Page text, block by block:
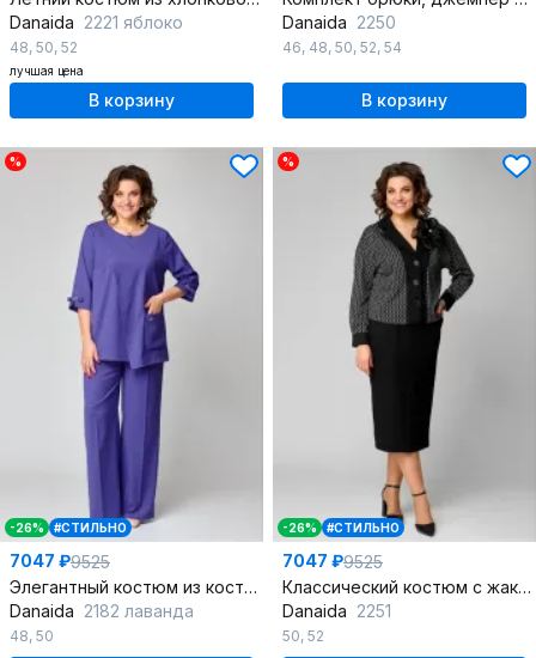
Danaida 2221 яблоко
48, 50, 52
лучшая цена
В корзину
Danaida 2250
46, 48, 50, 52, 54
В корзину
%
-26% #СТИЛЬНО
7047 ₽9525
Элегантный костюм из костюмной ткани с жакетом и брюками
Danaida 2182 лаванда
48, 50
%
-26% #СТИЛЬНО
7047 ₽9525
Классический костюм с жакетом и юбкой из трикотажа
Danaida 2251
50, 52